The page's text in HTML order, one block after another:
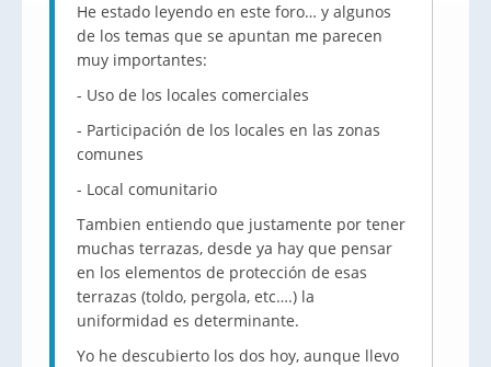
He estado leyendo en este foro… y algunos
de los temas que se apuntan me parecen
muy importantes:
- Uso de los locales comerciales
- Participación de los locales en las zonas
comunes
- Local comunitario
Tambien entiendo que justamente por tener
muchas terrazas, desde ya hay que pensar
en los elementos de protección de esas
terrazas (toldo, pergola, etc….) la
uniformidad es determinante.
Yo he descubierto los dos hoy, aunque llevo